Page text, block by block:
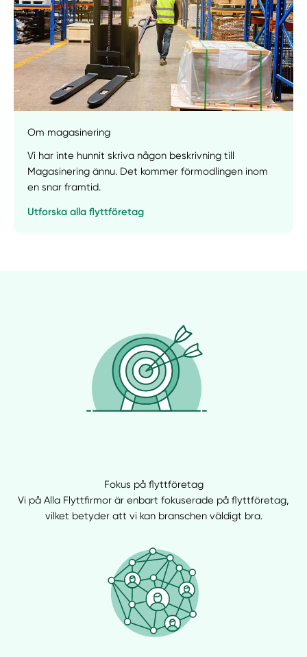
Få hjälp
Om magasinering
Vi har inte hunnit skriva någon beskrivning till
Magasinering ännu. Det kommer förmodlingen inom
en snar framtid.
Utforska alla flyttföretag
Fokus på flyttföretag
Vi på Alla Flyttfirmor är enbart fokuserade på flyttföretag,
vilket betyder att vi kan branschen väldigt bra.